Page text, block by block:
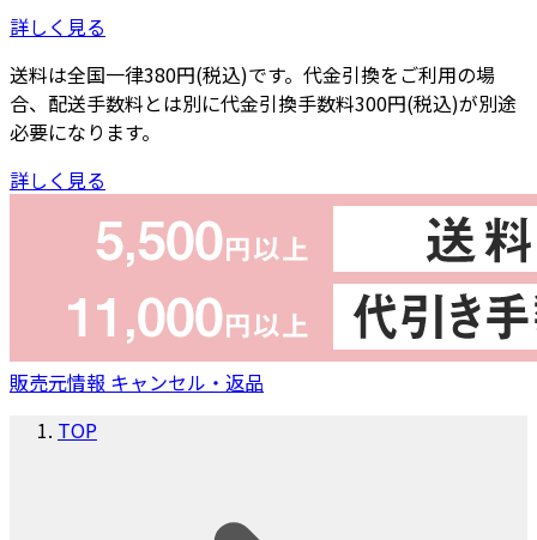
詳しく見る
送料は全国一律380円(税込)です。代金引換をご利用の場
合、配送手数料とは別に代金引換手数料300円(税込)が別途
必要になります。
詳しく見る
販売元情報 キャンセル・返品
TOP